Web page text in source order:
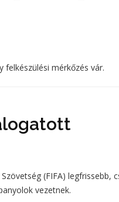
mérkőzés vár.
(FIFA) legfrissebb,
vezetnek.